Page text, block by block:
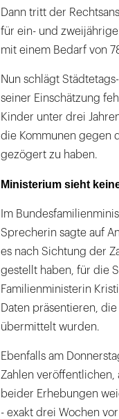
Dann tritt der
für ein- und
mit einem Bedarf von
Nun schlägt
seiner Einschätzung
Kinder unter drei
die Kommunen gegen
gezögert zu haben.
Ministerium sieht
Im
Sprecherin sagte auf
es nach Sichtung der
gestellt haben, für die
Familienministerin
Daten präsentieren,
übermittelt wurden.
Ebenfalls am
Zahlen veröffentlichen,
beider Erhebungen
- exakt drei Wochen